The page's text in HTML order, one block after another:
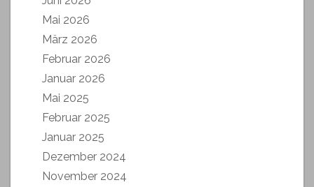
Mai 2026
März 2026
Februar 2026
Januar 2026
Mai 2025
Februar 2025
Januar 2025
Dezember 2024
November 2024